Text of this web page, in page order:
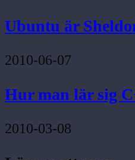
Ubuntu är
2010-06-07
Hur man lär sig
2010-03-08